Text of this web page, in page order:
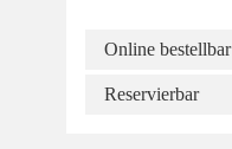
Online bestellbar
Reservierbar